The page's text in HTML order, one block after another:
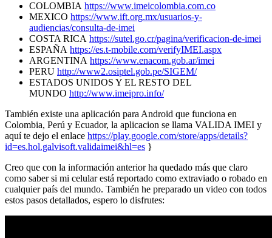
COLOMBIA https://www.imeicolombia.com.co
MEXICO https://www.ift.org.mx/usuarios-y-
audiencias/consulta-de-imei
COSTA RICA https://sutel.go.cr/pagina/verificacion-de-imei
ESPAÑA https://es.t-mobile.com/verifyIMEI.aspx
ARGENTINA https://www.enacom.gob.ar/imei
PERU http://www2.osiptel.gob.pe/SIGEM/
ESTADOS UNIDOS Y EL RESTO DEL
MUNDO http://www.imeipro.info/
También existe una aplicación para Android que funciona en
Colombia, Perú y Ecuador, la aplicacion se llama VALIDA IMEI y
aquí te dejo el enlace https://play.google.com/store/apps/details?
id=es.hol.galvisoft.validaimei&hl=es }
Creo que con la información anterior ha quedado más que claro
como saber si mi celular está reportado como extraviado o robado en
cualquier país del mundo. También he preparado un video con todos
estos pasos detallados, espero lo disfrutes: